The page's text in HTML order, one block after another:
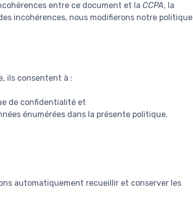
entre ce document et la CCPA, la
incohérences, nous modifierons notre politique
ils consentent à :
de confidentialité et
énumérées dans la présente politique.
automatiquement recueillir et conserver les